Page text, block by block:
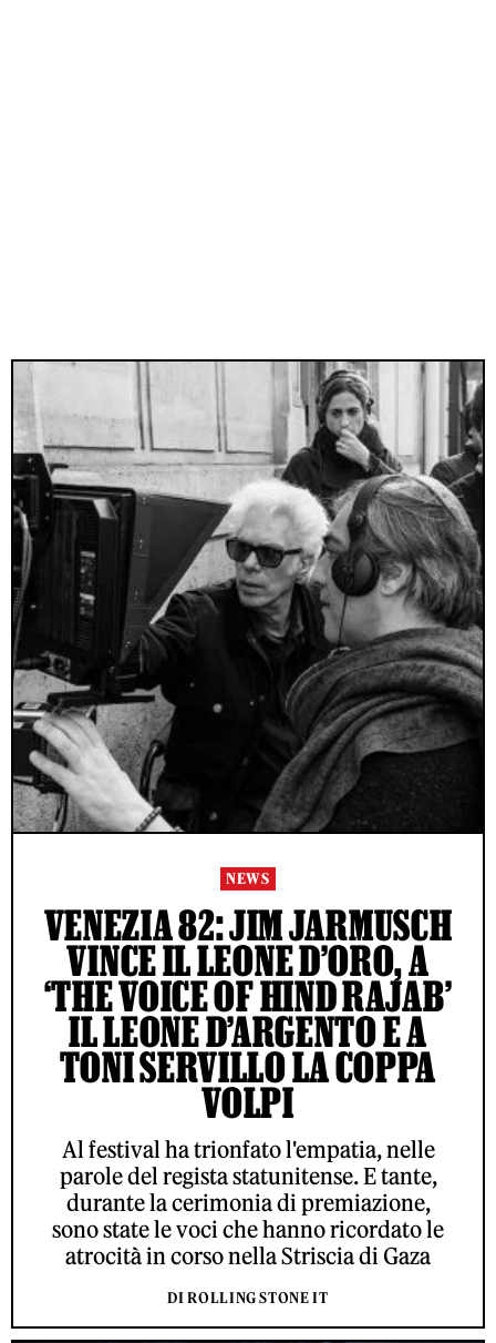
NEWS
VENEZIA 82: JIM JARMUSCH
VINCE IL LEONE D’ORO, A
‘THE VOICE OF HIND RAJAB’
IL LEONE D’ARGENTO E A
TONI SERVILLO LA COPPA
VOLPI
Al festival ha trionfato l'empatia, nelle
parole del regista statunitense. E tante,
durante la cerimonia di premiazione,
sono state le voci che hanno ricordato le
atrocità in corso nella Striscia di Gaza
DI ROLLING STONE IT